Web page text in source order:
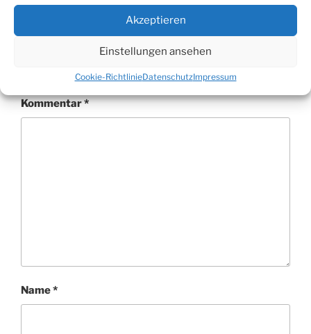
Akzeptieren
Einstellungen ansehen
Cookie-RichtlinieDatenschutzImpressum
Schreibe einen Kommentar
Deine E-Mail-Adresse wird nicht veröffentlicht.
Erforderliche Felder sind mit
markiert
Kommentar*
Name*